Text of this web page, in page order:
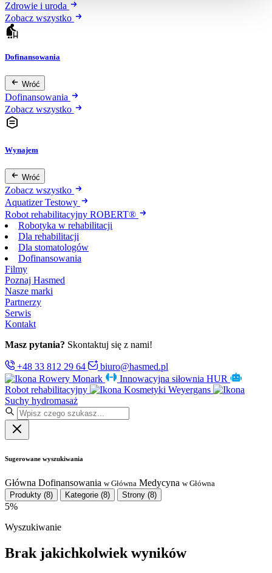
Zdrowie i uroda
Zobacz wszystko
Dofinansowania
Wróć
Dofinansowania
Zobacz wszystko
Wynajem
Wróć
Zobacz wszystko
Aquatizer Testowy
Robot rehabilitacyjny ROBERT®
Robotyka w rehabilitacji
Dla rehabilitacji
Dla stomatologów
Dofinansowania
Filmy
Poznaj Hasmed
Nasze marki
Partnerzy
Serwis
Kontakt
Masz pytania? Skontaktuj się z nami!
+48 33 812 29 64
biuro@hasmed.pl
Rowery Monark
Innowacyjna siłownia HUR
Robot rehabilitacyjny
Kosmetyki Weyergans
Suchy hydromasaż
Sugerowane wyszukiwania
Główna Dofinansowania w Główna Medycyna w Główna
Produkty (8) Kategorie (8) Strony (8)
5%
Wyszukiwanie
Brak jakichkolwiek wyników